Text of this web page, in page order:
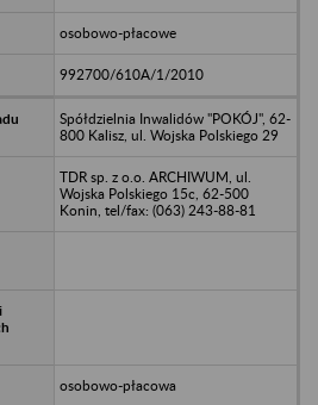
osobowo-płacowe
992700/610A/1/2010
Spółdzielnia Inwalidów "POKÓJ", 62-
800 Kalisz, ul. Wojska Polskiego 29
TDR sp. z o.o. ARCHIWUM, ul.
Wojska Polskiego 15c, 62-500
Konin, tel/fax: (063) 243-88-81
osobowo-płacowa